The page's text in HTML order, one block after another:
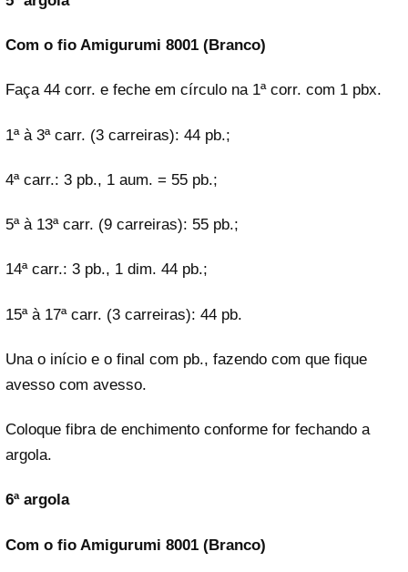
Com o fio Amigurumi 8001 (Branco)
Faça 44 corr. e feche em círculo na 1ª corr. com 1 pbx.
1ª à 3ª carr. (3 carreiras): 44 pb.;
4ª carr.: 3 pb., 1 aum. = 55 pb.;
5ª à 13ª carr. (9 carreiras): 55 pb.;
14ª carr.: 3 pb., 1 dim. 44 pb.;
15ª à 17ª carr. (3 carreiras): 44 pb.
Una o início e o final com pb., fazendo com que fique
avesso com avesso.
Coloque fibra de enchimento conforme for fechando a
argola.
6ª argola
Com o fio Amigurumi 8001 (Branco)